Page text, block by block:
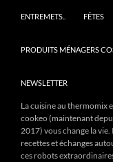
ENTREMETS.. FÊTES
PRODUITS MÉNAGERS
NEWSLETTER
La cuisine au thermomix
cookeo (maintenant
2017) vous change la vie.
recettes et échanges
ces robots